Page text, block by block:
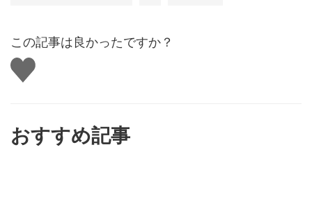
この記事は良かったですか？
い
い
おすすめ記事